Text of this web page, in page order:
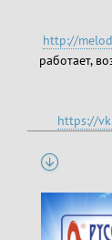
http://
работает,
https://